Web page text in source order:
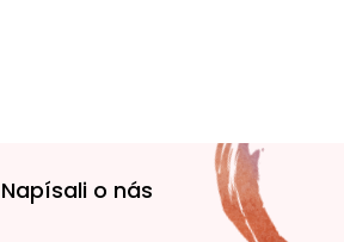
Napísali o nás